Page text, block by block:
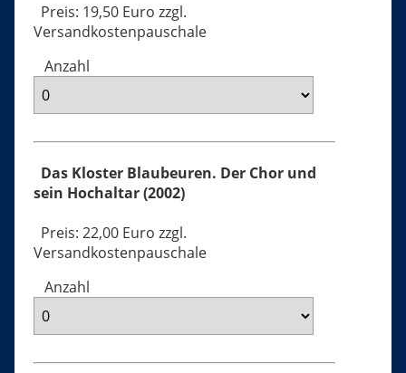
Preis: 19,50 Euro zzgl.
Versandkostenpauschale
Anzahl
Das Kloster Blaubeuren. Der Chor und
sein Hochaltar (2002)
Preis: 22,00 Euro zzgl.
Versandkostenpauschale
Anzahl